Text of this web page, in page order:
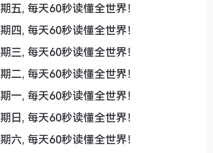
五, 每天60秒读懂全世界！
四, 每天60秒读懂全世界！
三, 每天60秒读懂全世界！
二, 每天60秒读懂全世界！
一, 每天60秒读懂全世界！
日, 每天60秒读懂全世界！
六, 每天60秒读懂全世界！